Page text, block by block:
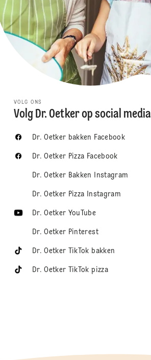
VOLG ONS
Volg Dr. Oetker op social media
Dr. Oetker bakken Facebook
Dr. Oetker Pizza Facebook
Dr. Oetker Bakken Instagram
Dr. Oetker Pizza Instagram
Dr. Oetker YouTube
Dr. Oetker Pinterest
Dr. Oetker TikTok bakken
Dr. Oetker TikTok pizza